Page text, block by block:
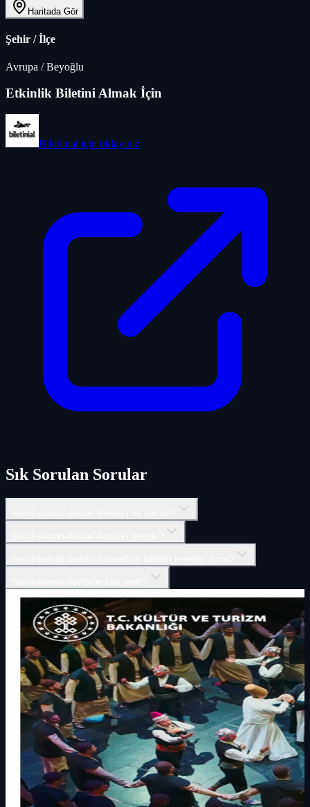
Haritada Gör
Şehir / İlçe
Avrupa /Beyoğlu
Etkinlik Biletini Almak İçin
Biletinial için tıklayınız
Sık Sorulan Sorular